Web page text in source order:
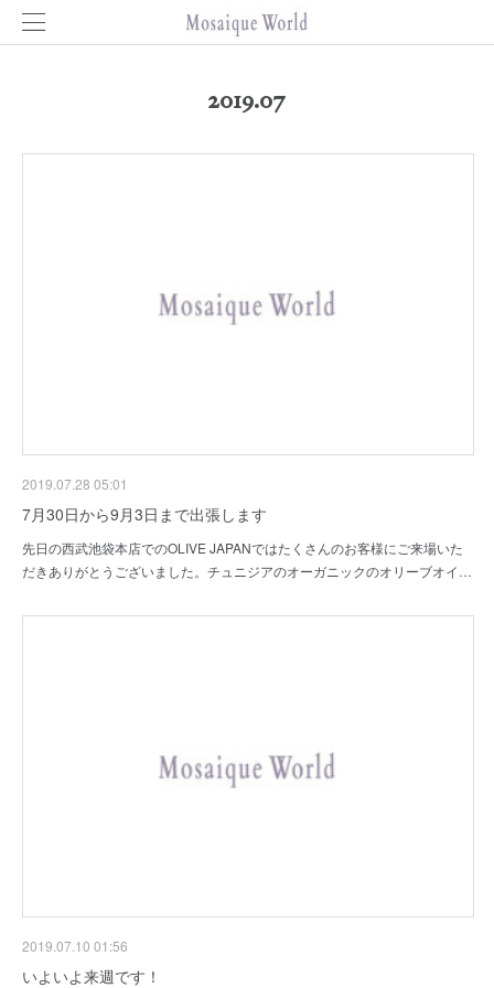
2019.07
2019.07.28 05:01
7月30日から9月3日まで出張します
先日の西武池袋本店でのOLIVE JAPANではたくさんのお客様にご来場いた
だきありがとうございました。チュニジアのオーガニックのオリーブオイ…
2019.07.10 01:56
いよいよ来週です！